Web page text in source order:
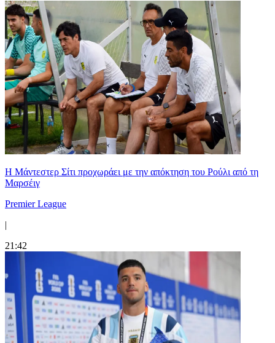
Η Μάντεστερ Σίτι προχωράει με την απόκτηση του Ρούλι από τη
Μαρσέιγ
Premier League
|
21:42